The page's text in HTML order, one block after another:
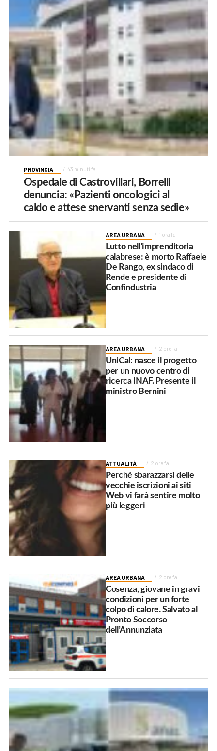
PROVINCIA 43 minuti fa
Ospedale di Castrovillari, Borrelli
denuncia: «Pazienti oncologici al
caldo e attese snervanti senza sedie»
AREA URBANA 1 ora fa
Lutto nell’imprenditoria
calabrese: è morto Raffaele
De Rango, ex sindaco di
Rende e presidente di
Confindustria
AREA URBANA 2 ore fa
UniCal: nasce il progetto
per un nuovo centro di
ricerca INAF. Presente il
ministro Bernini
ATTUALITÀ 2 ore fa
Perché sbarazzarsi delle
vecchie iscrizioni ai siti
Web vi farà sentire molto
più leggeri
AREA URBANA 2 ore fa
Cosenza, giovane in gravi
condizioni per un forte
colpo di calore. Salvato al
Pronto Soccorso
dell’Annunziata